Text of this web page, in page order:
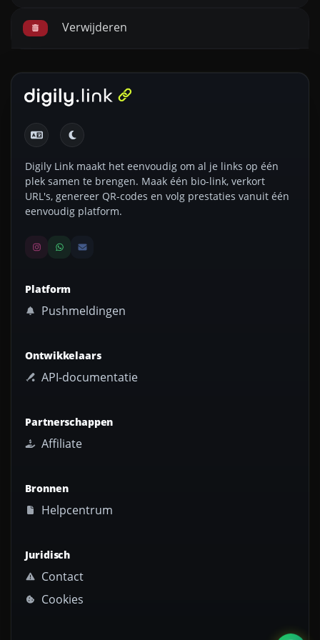
Verwijderen
Digily Link maakt het eenvoudig om al je links op één
plek samen te brengen. Maak één bio-link, verkort
URL's, genereer QR-codes en volg prestaties vanuit één
eenvoudig platform.
Platform
Pushmeldingen
Ontwikkelaars
API-documentatie
Partnerschappen
Affiliate
Bronnen
Helpcentrum
Juridisch
Contact
Cookies